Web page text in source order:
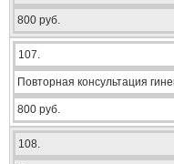
800 руб.
107.
Повторная консультация
800 руб.
108.